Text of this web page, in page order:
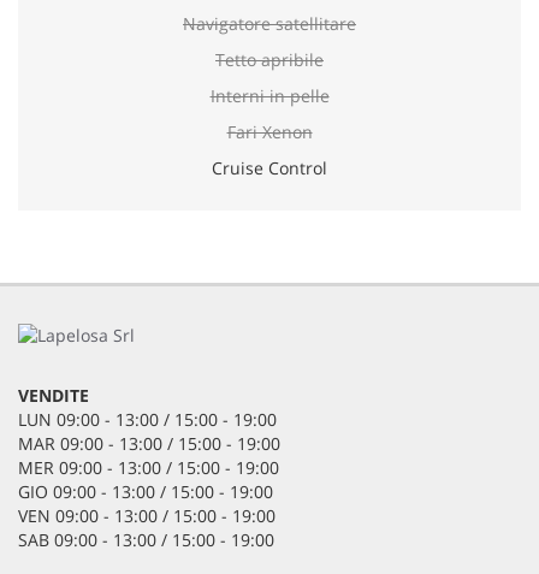
Navigatore satellitare
Tetto apribile
Interni in pelle
Fari Xenon
Cruise Control
VENDITE
LUN 09:00 - 13:00 / 15:00 - 19:00
MAR 09:00 - 13:00 / 15:00 - 19:00
MER 09:00 - 13:00 / 15:00 - 19:00
GIO 09:00 - 13:00 / 15:00 - 19:00
VEN 09:00 - 13:00 / 15:00 - 19:00
SAB 09:00 - 13:00 / 15:00 - 19:00